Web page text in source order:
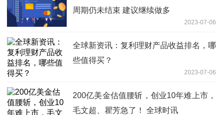
周期仍未结束 建议继续做多
2023-07-06
全球新资讯：复利理财产品收益排名，哪
些值得买？
2023-07-06
200亿美金估值腰斩，创业10年难上市，
毛文超、瞿芳急了！ 全球时讯